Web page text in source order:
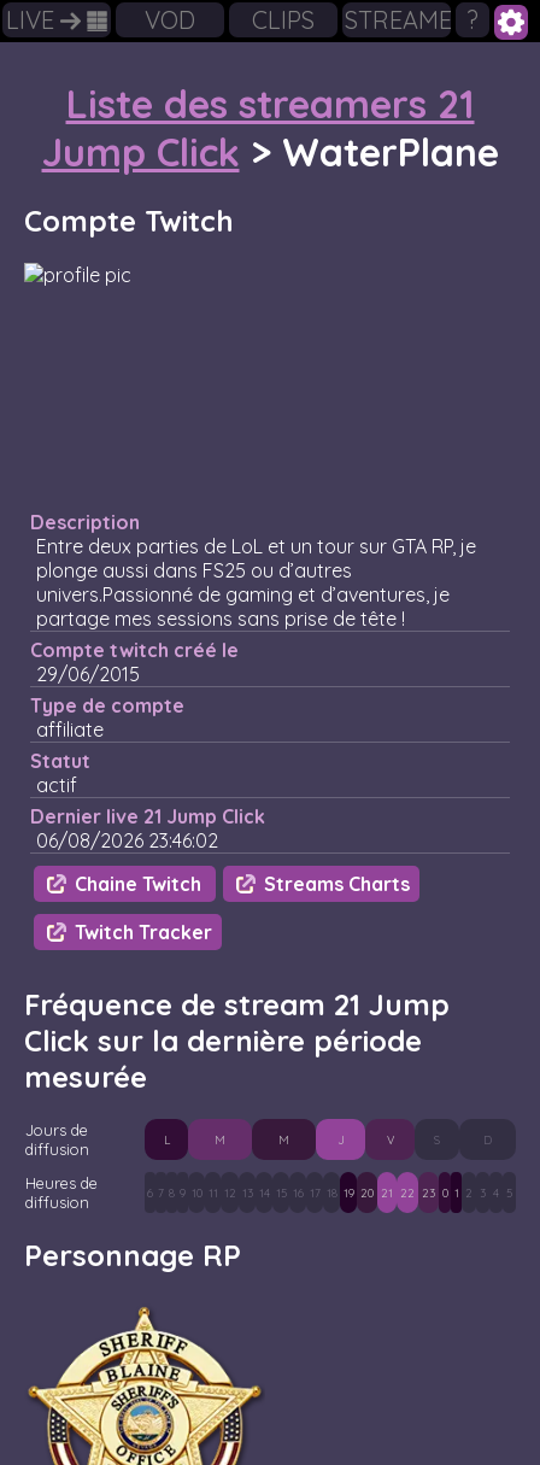
LIVE VOD CLIPS STREAMERS
?
Liste des streamers 21
Jump Click > WaterPlane
Compte Twitch
Description
Entre deux parties de LoL et un tour sur GTA RP, je
plonge aussi dans FS25 ou d’autres
univers.Passionné de gaming et d’aventures, je
partage mes sessions sans prise de tête !
Compte twitch créé le
29/06/2015
Type de compte
affiliate
Statut
actif
Dernier live 21 Jump Click
06/08/2026 23:46:02
Chaine Twitch
Streams Charts
Twitch Tracker
Fréquence de stream 21 Jump
Click sur la dernière période
mesurée
Jours de
diffusion
L M M J V S D
Heures de
diffusion
6 7 8 9 10 11 12 13 14 15 16 17 18 19 20 21 22 23 0 1 2 3 4 5
Personnage RP